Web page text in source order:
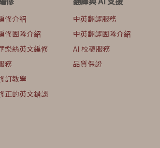
修介紹
修團隊介紹
樂絲英文編修
務
訂教學
正的英文錯誤
中英翻譯服務
中英翻譯團隊介紹
AI 校稿服務
品質保證